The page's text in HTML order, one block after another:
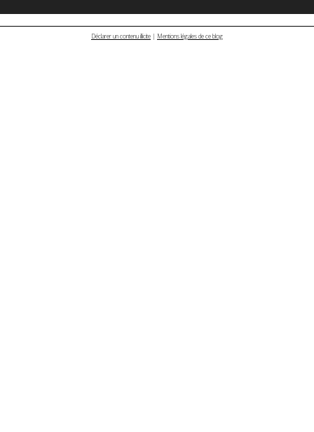
Déclarer un contenu illicite | Mentions légales de ce blog